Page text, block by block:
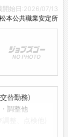
開始日:2026/07/13
本公共職業安定所
替勤務)
調整他
吸水度・プロ